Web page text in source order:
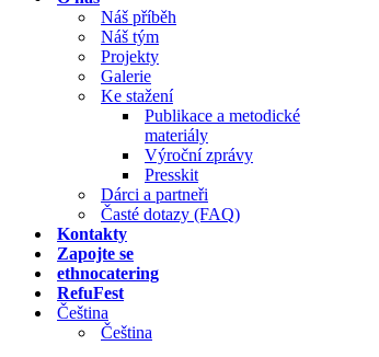
Náš příběh
Náš tým
Projekty
Galerie
Ke stažení
Publikace a metodické
materiály
Výroční zprávy
Presskit
Dárci a partneři
Časté dotazy (FAQ)
Kontakty
Zapojte se
ethnocatering
RefuFest
Čeština
Čeština